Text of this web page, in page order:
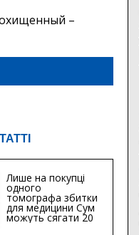
–
Лише на покупці
одного
томографа збитки
для медицини Сум
можуть сягати 20
мільйонів гривень